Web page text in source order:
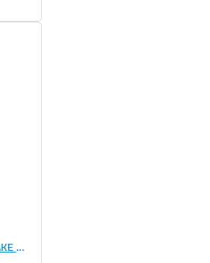
GRENADE BIRTHDAY CAKE PROTEIN BAR 60 GR 1 ADET